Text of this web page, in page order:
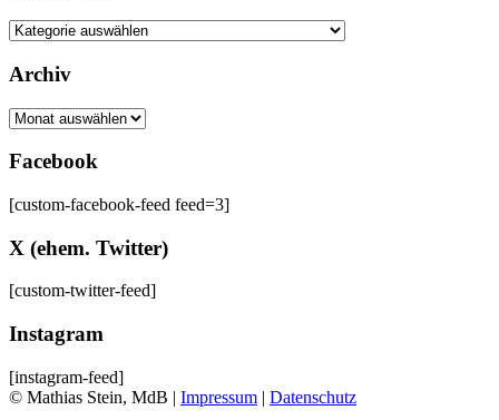
Archiv
Archiv
Facebook
[custom-facebook-feed feed=3]
X (ehem. Twitter)
[custom-twitter-feed]
Instagram
[instagram-feed]
© Mathias Stein, MdB | Impressum | Datenschutz